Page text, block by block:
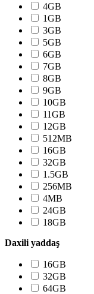
4GB
1GB
3GB
5GB
6GB
7GB
8GB
9GB
10GB
11GB
12GB
512MB
16GB
32GB
1.5GB
256MB
4MB
24GB
18GB
Daxili yaddaş
16GB
32GB
64GB